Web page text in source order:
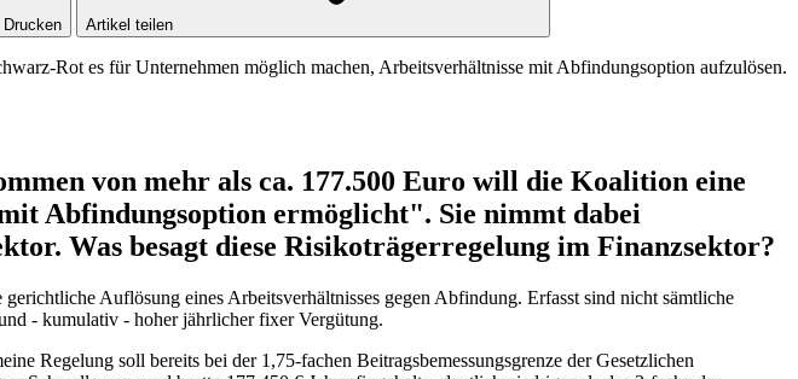
Drucken Artikel teilen
Rot es für Unternehmen möglich machen, Arbeitsverhältnisse mit Abfindungsoption aufzulösen.
von mehr als ca. 177.500 Euro will die Koalition eine
Abfindungsoption ermöglicht". Sie nimmt dabei
Was besagt diese Risikoträgerregelung im Finanzsektor?
Auflösung eines Arbeitsverhältnisses gegen Abfindung. Erfasst sind nicht sämtliche
- kumulativ - hoher jährlicher fixer Vergütung.
Regelung soll bereits bei der 1,75-fachen Beitragsbemessungsgrenze der Gesetzlichen